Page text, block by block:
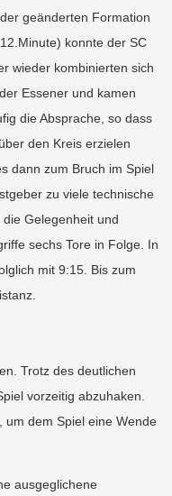
geänderten Formation
konnte der SC
wieder kombinierten sich
Essener und kamen
die Absprache, so dass
den Kreis erzielen
dann zum Bruch im Spiel
zu viele technische
Gelegenheit und
sechs Tore in Folge. In
mit 9:15. Bis zum
Trotz des deutlichen
vorzeitig abzuhaken.
um dem Spiel eine Wende
ausgeglichene